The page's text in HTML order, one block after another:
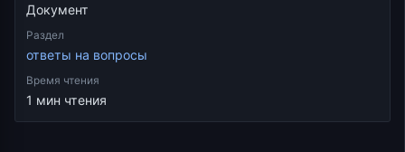
Документ
Раздел
ответы на вопросы
Время чтения
1 мин чтения